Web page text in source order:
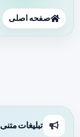
صفحه اصلی
تبلیغات متنی